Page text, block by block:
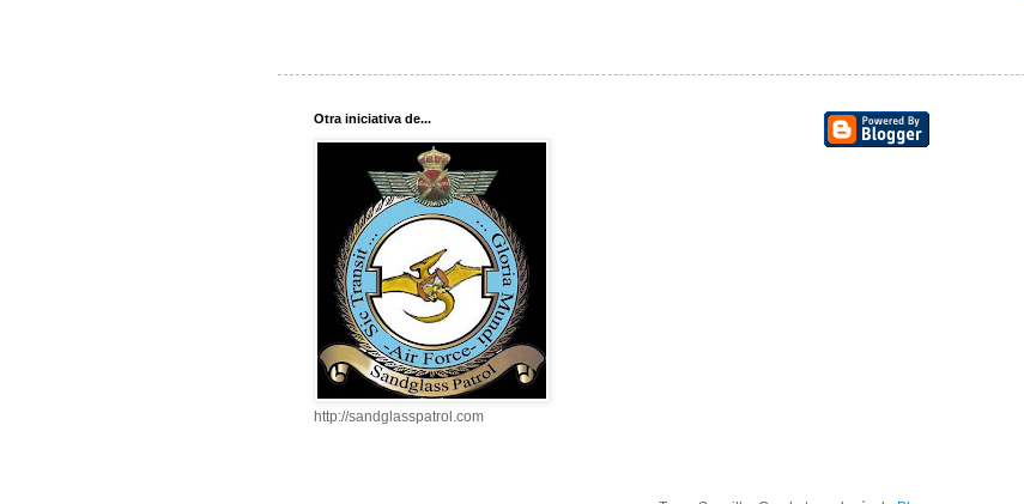
Otra iniciativa de...
http://sandglasspatrol.com